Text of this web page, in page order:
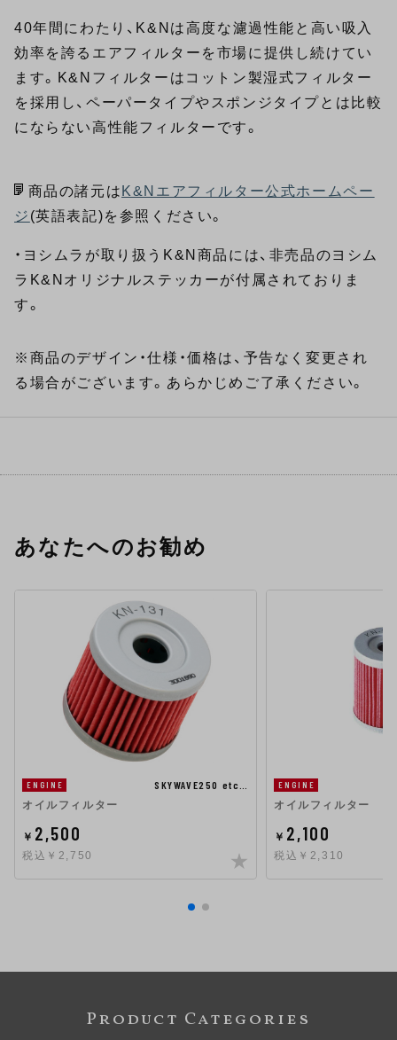
40年間にわたり、K&Nは高度な濾過性能と高い吸入
効率を誇るエアフィルターを市場に提供し続けてい
ます。K&Nフィルターはコットン製湿式フィルター
を採用し、ペーパータイプやスポンジタイプとは比較
にならない高性能フィルターです。
商品の諸元は K&Nエアフィルター公式ホームペー
ジ (英語表記)を参照ください。
・ヨシムラが取り扱うK&N商品には、非売品のヨシム
ラK&Nオリジナルステッカーが付属されておりま
す。
※商品のデザイン・仕様・価格は、予告なく変更され
る場合がございます。あらかじめご了承ください。
あなたへのお勧め
ENGINE
SKYWAVE250 etc…
オイルフィルター
￥ 2,500
税込￥2,750
ENGINE
オイルフィルター
￥ 2,100
税込￥2,310
Product Categories